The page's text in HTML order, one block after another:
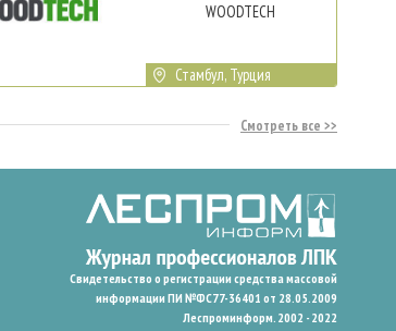
WOODTECH
Стамбул, Турция
Смотреть все
Свидетельство о регистрации средства массовой
информации ПИ №ФС77-36401 от 28.05.2009
Леспроминформ. 2002 - 2022